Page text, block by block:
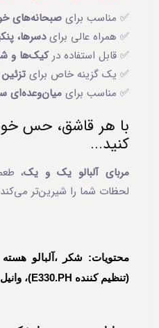
✅ مناسب برای صبحانه‌های
✅ همراه عالی برایدسرها،
✅ قابل استفاده درکیک‌ها و
✅ یک گزینه خاص برای
✅ مناسب برای میان‌وعده‌ای
با هر قاشق، حس
کنید...
مربای آلبالو یک و یک،
لحظات شما را شیرین‌تر
محتویات: شکر ،آلبالو
(تنظیم کننده E330.PH)، وانیل، آب آشامیدنی